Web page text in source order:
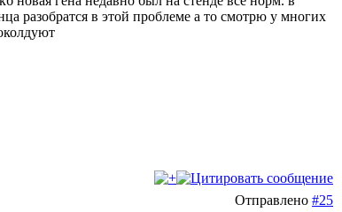
разобратся в этой проблеме а то смотрю у многих
Отправлено #25